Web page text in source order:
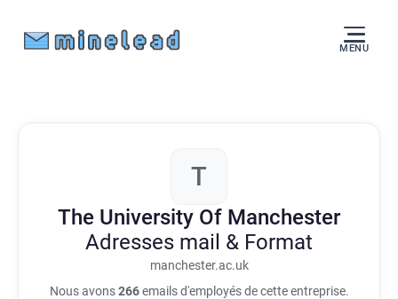
MENU
T
The University Of Manchester
Adresses mail & Format
manchester.ac.uk
Nous avons266emails d'employés de cette entreprise.